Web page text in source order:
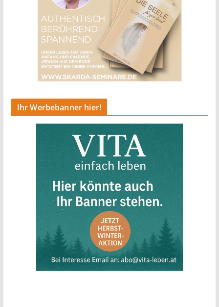
Ihr Werbebanner hier!